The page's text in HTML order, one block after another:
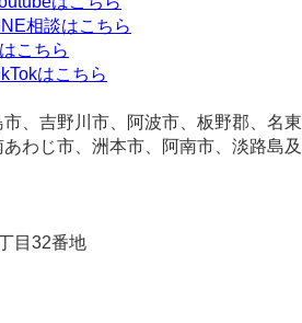
、吉野川市、阿波市、板野郡、名東
わじ市、洲本市、阿南市、淡路島及
目32番地